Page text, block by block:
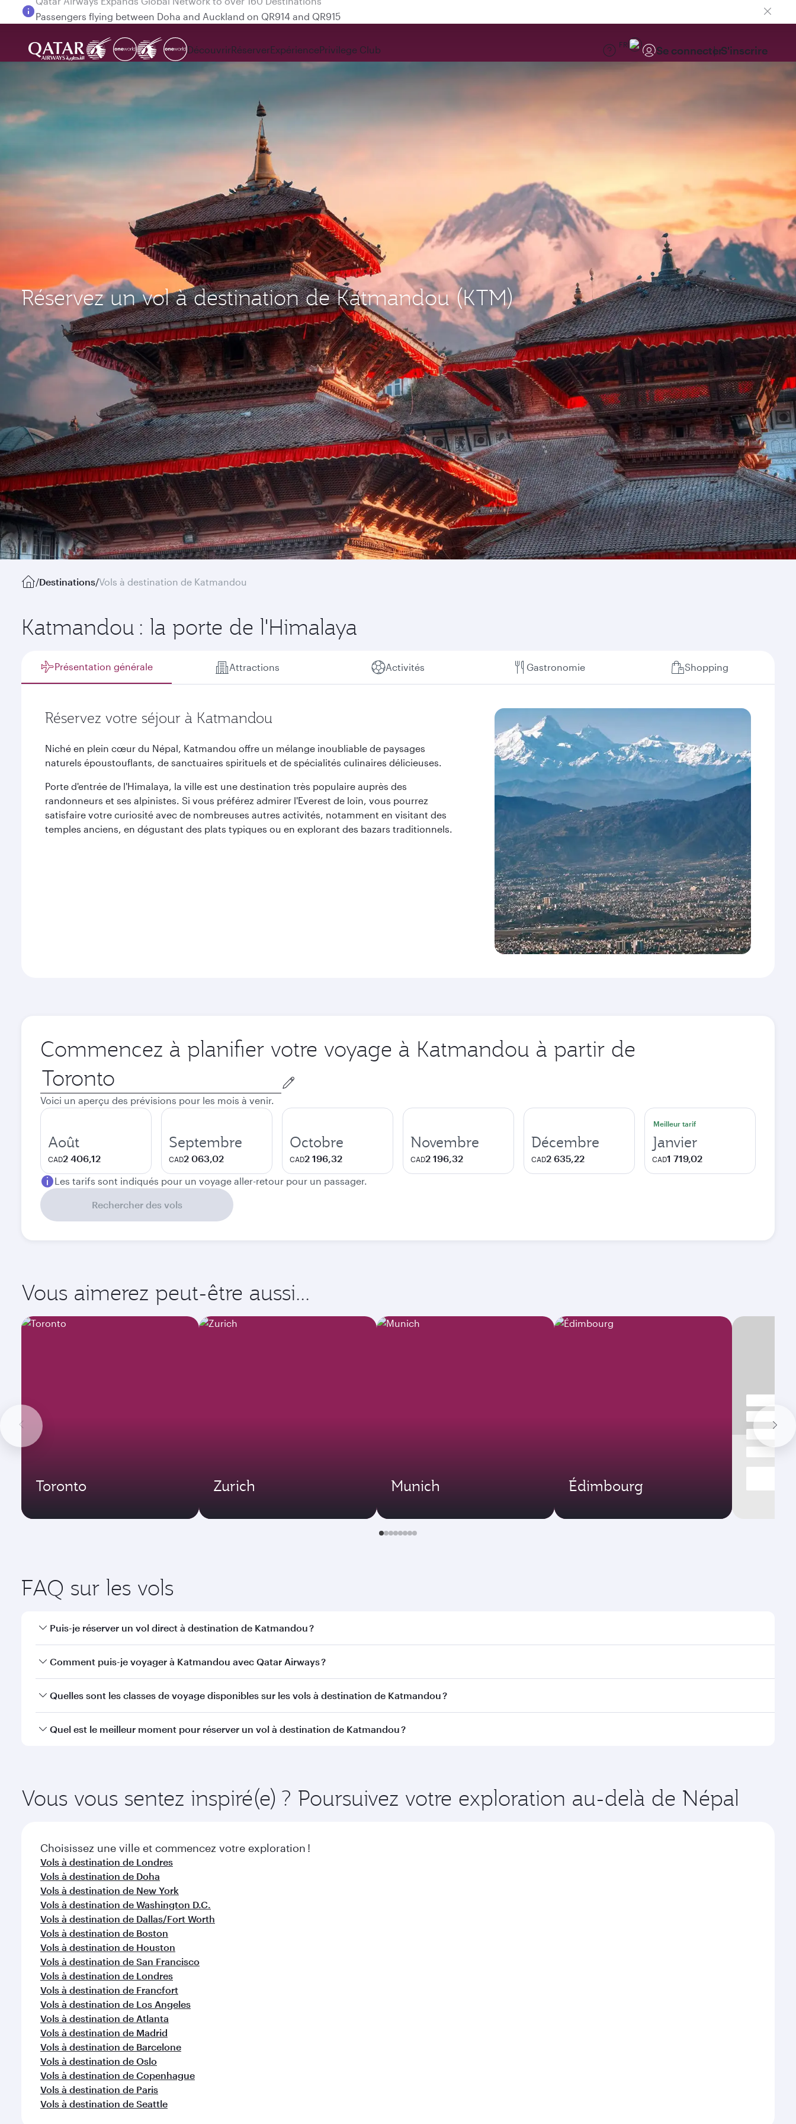
Passengers flying between Doha and Auckland on QR914 and QR915
DécouvrirRéserverExpériencePrivilege Club FR Se connecterS'inscrire
Réservez un vol à destination de Katmandou (KTM)
/Destinations/Vols à destination de Katmandou
Katmandou : la porte de l'Himalaya
Présentation générale Attractions Activités Gastronomie Shopping
Réservez votre séjour à Katmandou
Niché en plein cœur du Népal, Katmandou offre un mélange inoubliable de paysages
naturels époustouflants, de sanctuaires spirituels et de spécialités culinaires délicieuses.
Porte d'entrée de l'Himalaya, la ville est une destination très populaire auprès des
randonneurs et ses alpinistes. Si vous préférez admirer l'Everest de loin, vous pourrez
satisfaire votre curiosité avec de nombreuses autres activités, notamment en visitant des
temples anciens, en dégustant des plats typiques ou en explorant des bazars traditionnels.
Commencez à planifier votre voyage à Katmandou à partir de
Ville
de
départ
Voici un aperçu des prévisions pour les mois à venir.
Août
CAD2 406,12
Septembre
CAD2 063,02
Octobre
CAD2 196,32
Novembre
CAD2 196,32
Décembre
CAD2 635,22
Meilleur tarif
Janvier
CAD1 719,02
Les tarifs sont indiqués pour un voyage aller-retour pour un passager.
Rechercher des vols
Vous aimerez peut-être aussi...
Toronto Zurich Munich Édimbourg
FAQ sur les vols
Puis-je réserver un vol direct à destination de Katmandou ?
Oui, Qatar Airways opère des vols directs vers Katmandou. Recherchez les vols depuis notre page d'accueil pour trouver les horaires et la fréquence des vols.
Comment puis-je voyager à Katmandou avec Qatar Airways ?
Vous pouvez voyager directement à Katmandou avec Qatar Airways. Nous desservons plus de 150 destinations via Doha, avec des correspondances fluides et
Quelles sont les classes de voyage disponibles sur les vols à destination de Katmandou ?
La disponibilité des classes de voyage dépend de l'itinéraire et de la compagnie aérienne opérant le vol. Sur les vols opérés par Qatar Airways, vous pouvez
Quel est le meilleur moment pour réserver un vol à destination de Katmandou ?
Vous vous sentez inspiré(e) ? Poursuivez votre exploration au-delà de Népal
Choisissez une ville et commencez votre exploration !
Vols à destination de Londres
Vols à destination de Doha
Vols à destination de New York
Vols à destination de Washington D.C.
Vols à destination de Dallas/Fort Worth
Vols à destination de Boston
Vols à destination de Houston
Vols à destination de San Francisco
Vols à destination de Londres
Vols à destination de Francfort
Vols à destination de Los Angeles
Vols à destination de Atlanta
Vols à destination de Madrid
Vols à destination de Barcelone
Vols à destination de Oslo
Vols à destination de Copenhague
Vols à destination de Paris
Vols à destination de Seattle